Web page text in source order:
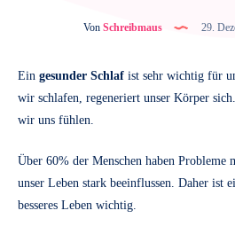
Von Schreibmaus 29.
Ein gesunder Schlaf ist sehr wichtig für
wir schlafen, regeneriert unser Körper
wir uns fühlen.
Über 60% der Menschen haben Probleme
unser Leben stark beeinflussen. Daher ist
besseres Leben wichtig.